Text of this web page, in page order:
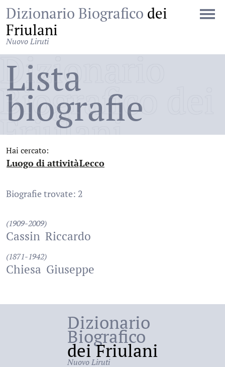
Dizionario Biografico dei
Friulani
Nuovo Liruti
Dizionario
Biografico dei
Friulani
Lista
biografie
Hai cercato:
Luogo di attività
:Lecco
Biografie trovate: 2
(1909-2009)
Cassin Riccardo
(1871-1942)
Chiesa Giuseppe
Dizionario
Biografico
dei Friulani
Nuovo Liruti